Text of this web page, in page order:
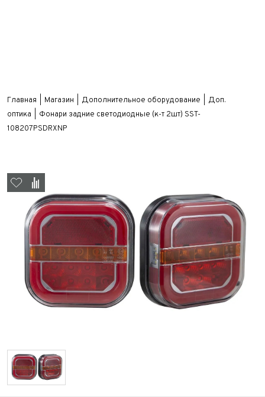
Главная Магазин Дополнительное оборудование
Доп.
оптика
Фонари задние светодиодные (к-т 2шт) SST-
108207PSDRXNP